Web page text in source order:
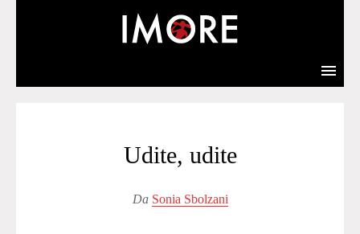
Udite, udite
Da Sonia Sbolzani